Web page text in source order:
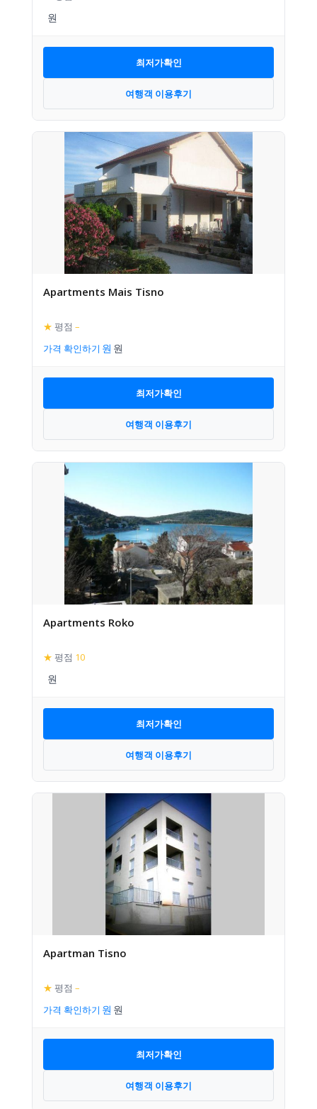
최저가확인
여행객 이용후기
Apartments Mais Tisno
★ 평점 –
가격 확인하기
최저가확인
여행객 이용후기
Apartments Roko
★ 평점 10
최저가확인
여행객 이용후기
Apartman Tisno
★ 평점 –
가격 확인하기
최저가확인
여행객 이용후기